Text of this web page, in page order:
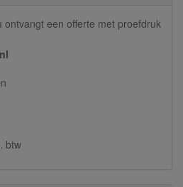
ontvangt een offerte met proefdruk
btw